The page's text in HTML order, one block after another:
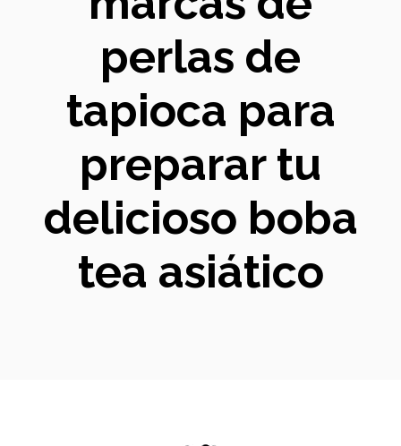
perlas de
tapioca para
preparar tu
delicioso boba
tea asiático